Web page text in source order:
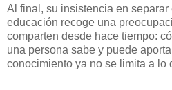
Al final, su insistencia en
educación recoge una
comparten desde hace tiempo:
una persona sabe y puede
conocimiento ya no se limita a lo